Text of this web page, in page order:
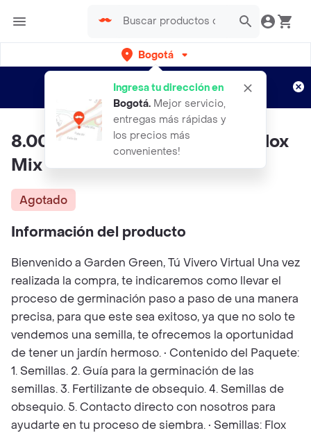
Bogotá
Ingresa tu dirección en
Bogotá. Mejor servicio,
entregas más rápidas y
los precios más
convenientes!
envíos gratis por semanas
Aplican TyC
8.000 Semillas Orgánicas De Flox
Mix
Agotado
Información del producto
Bienvenido a Garden Green, Tú Vivero Virtual Una vez
realizada la compra, te indicaremos como llevar el
proceso de germinación paso a paso de una manera
precisa, para que este sea exitoso, ya que no solo te
vendemos una semilla, te ofrecemos la oportunidad
de tener un jardín hermoso. • Contenido del Paquete:
1. Semillas. 2. Guía para la germinación de las
semillas. 3. Fertilizante de obsequio. 4. Semillas de
obsequio. 5. Contacto directo con nosotros para
ayudarte en tu proceso de siembra. • Semillas: Flox